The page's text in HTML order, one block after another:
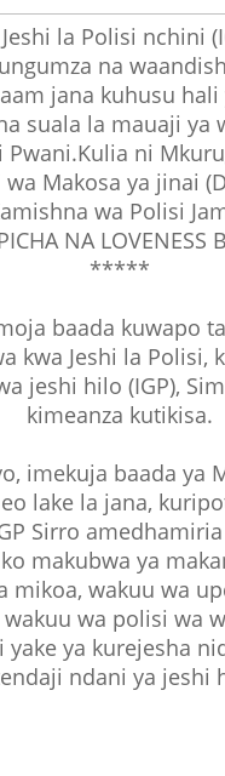
la Polisi nchini
na
jana kuhusu
suala la mauaji ya
Pwani.Kulia ni
Makosa ya jinai
wa Polisi
NA LOVENESS
*****
baada kuwapo
kwa Jeshi la Polisi,
jeshi hilo (IGP),
kimeanza kutikisa.
imekuja baada ya
lake la jana,
Sirro
makubwa ya
mikoa, wakuu wa
wa polisi wa
yake ya kurejesha
ndani ya jeshi